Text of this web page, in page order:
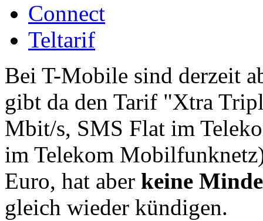
Connect
Teltarif
Bei T-Mobile sind derzeit
gibt da den Tarif "Xtra
Mbit/s, SMS Flat im
im Telekom
Euro, hat aber keine
gleich wieder kündigen.